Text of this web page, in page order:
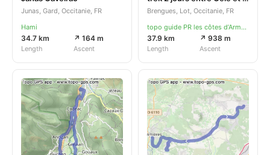
Junas, Gard, Occitanie, FR
Hami
34.7 km
Length
↗ 164 m
Ascent
Brengues, Lot, Occitanie, FR
topo guide PR les côtes d’Armor à pied
37.9 km
Length
↗ 938 m
Ascent